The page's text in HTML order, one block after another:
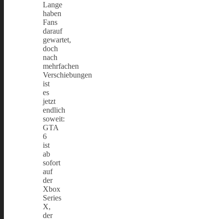
Lange
haben
Fans
darauf
gewartet,
doch
nach
mehrfachen
Verschiebungen
ist
es
jetzt
endlich
soweit:
GTA
6
ist
ab
sofort
auf
der
Xbox
Series
X,
der